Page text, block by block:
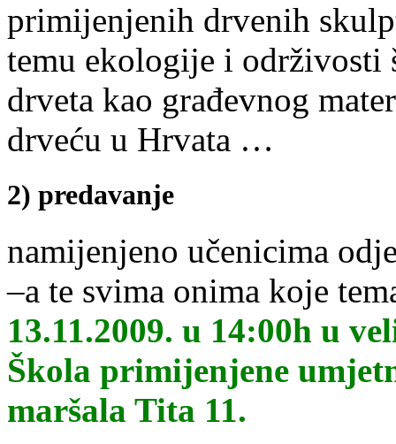
primijenjenih drvenih
temu ekologije i održivosti
drveta kao građevnog
drveću u Hrvata …
2) predavanje
namijenjeno učenicima
–a te svima onima koje
13.11.2009. u 14:00h u
Škola primijenjene
maršala Tita 11.